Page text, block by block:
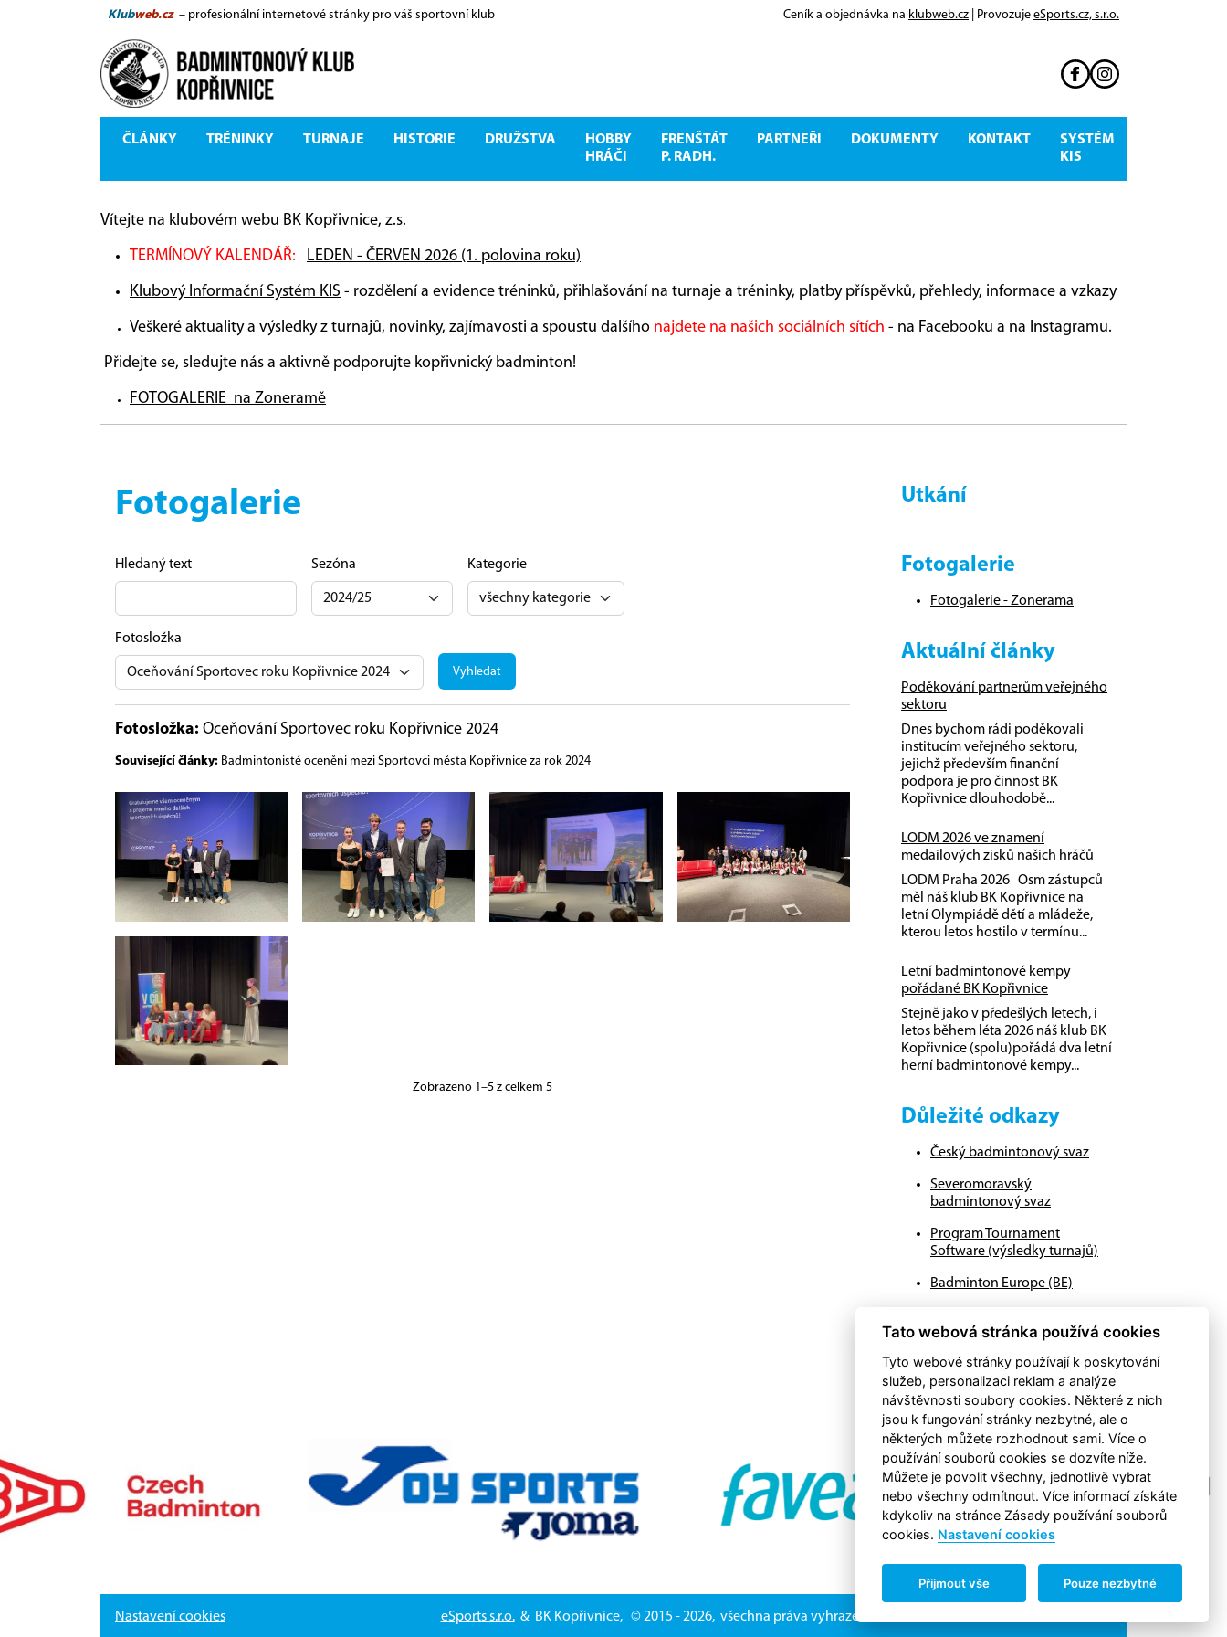
Klubweb.cz – profesionální internetové stránky pro váš sportovní klub Ceník a objednávka na klubweb.cz | Provozuje eSports.cz, s.r.o.
ČLÁNKY TRÉNINKY TURNAJE HISTORIE DRUŽSTVA
HOBBY
HRÁČI
FRENŠTÁT
P. RADH.
PARTNEŘI DOKUMENTY KONTAKT
SYSTÉM
KIS
Vítejte na klubovém webu BK Kopřivnice, z.s.
TERMÍNOVÝ KALENDÁŘ: LEDEN - ČERVEN 2026 (1. polovina roku)
Klubový Informační Systém KIS - rozdělení a evidence tréninků, přihlašování na turnaje a tréninky, platby příspěvků, přehledy, informace a vzkazy
Veškeré aktuality a výsledky z turnajů, novinky, zajímavosti a spoustu dalšího najdete na našich sociálních sítích - na Facebooku a na Instagramu.
Přidejte se, sledujte nás a aktivně podporujte kopřivnický badminton!
FOTOGALERIE na Zoneramě
Fotogalerie
Hledaný text Sezóna Kategorie
Fotosložka
Vyhledat
Fotosložka: Oceňování Sportovec roku Kopřivnice 2024
Související články: Badmintonisté oceněni mezi Sportovci města Kopřivnice za rok 2024
Zobrazeno 1–5 z celkem 5
Utkání
Fotogalerie
Fotogalerie - Zonerama
Aktuální články
Poděkování partnerům veřejného
sektoru
Dnes bychom rádi poděkovali
institucím veřejného sektoru,
jejichž především finanční
podpora je pro činnost BK
Kopřivnice dlouhodobě...
LODM 2026 ve znamení
medailových zisků našich hráčů
LODM Praha 2026 Osm zástupců
měl náš klub BK Kopřivnice na
letní Olympiádě dětí a mládeže,
kterou letos hostilo v termínu...
Letní badmintonové kempy
pořádané BK Kopřivnice
Stejně jako v předešlých letech, i
letos během léta 2026 náš klub BK
Kopřivnice (spolu)pořádá dva letní
herní badmintonové kempy...
Důležité odkazy
Český badmintonový svaz
Severomoravský
badmintonový svaz
Program Tournament
Software (výsledky turnajů)
Badminton Europe (BE)
(BWF)
Nastavení cookies eSports s.r.o.& BK Kopřivnice, © 2015 - 2026, všechna práva vyhrazena
Tato webová stránka používá cookies
Tyto webové stránky používají k poskytování
služeb, personalizaci reklam a analýze
návštěvnosti soubory cookies. Některé z nich
jsou k fungování stránky nezbytné, ale o
některých můžete rozhodnout sami. Více o
používání souborů cookies se dozvíte níže.
Můžete je povolit všechny, jednotlivě vybrat
nebo všechny odmítnout. Více informací získáte
kdykoliv na stránce Zásady používání souborů
cookies. Nastavení cookies
Přijmout vše Pouze nezbytné